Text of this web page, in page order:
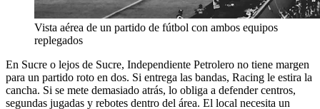
Vista aérea de un partido de fútbol con ambos equipos
replegados
En Sucre o lejos de Sucre, Independiente Petrolero no tiene margen
para un partido roto en dos. Si entrega las bandas, Racing le estira la
cancha. Si se mete demasiado atrás, lo obliga a defender centros,
segundas jugadas y rebotes dentro del área. El local necesita un